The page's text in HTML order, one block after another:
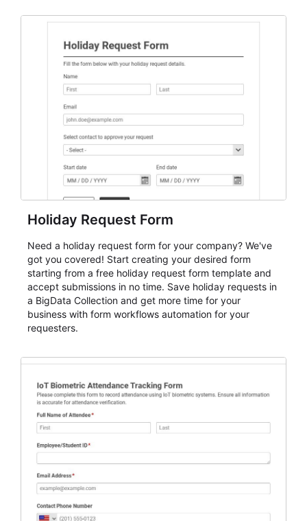
and participant management. The form is suitable for
student enrollment, volunteer registration, business
event intake, and membership participation. It helps
keep responses standardized so organizers can
evaluate submissions, manage next steps, and maintain
cleaner registration records over time.
Holiday Request Form
Need a holiday request form for your company? We've
got you covered! Start creating your desired form
starting from a free holiday request form template and
accept submissions in no time. Save holiday requests in
a BigData Collection and get more time for your
business with form workflows automation for your
requesters.